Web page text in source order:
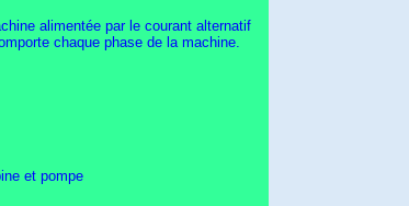
alimentée par le courant alternatif
chaque phase de la machine.
et pompe